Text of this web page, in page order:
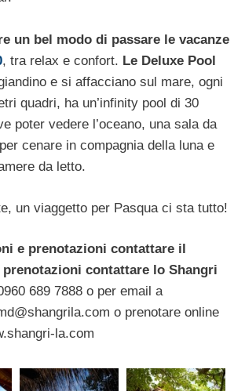
un bel modo di passare le vacanze
, tra relax e confort. Le Deluxe Pool
e si affacciano sul mare, ogni
quadri, ha un’infinity pool di 30
poter vedere l’oceano, una sala da
cenare in compagnia della luna e
da letto.
un viaggetto per Pasqua ci sta tutto!
e prenotazioni contattare il
contattare lo Shangri
689 7888 o per email a
o prenotare online
la.com